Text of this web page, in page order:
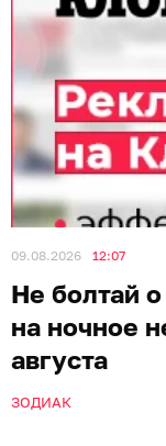
09.08.2026 12:07
Не болтай
на ночное
августа
ЗОДИАК